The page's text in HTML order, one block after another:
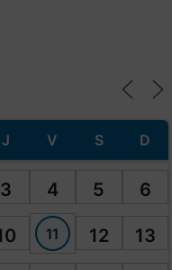
J V S D
3 4 5 6
11 12 13